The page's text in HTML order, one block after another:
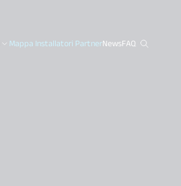
Mappa Installatori PartnerNewsFAQ